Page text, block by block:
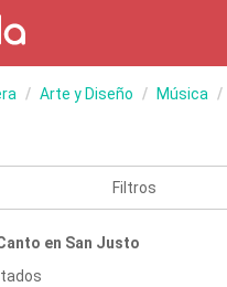
Arte y Diseño Música
Filtros
en San Justo